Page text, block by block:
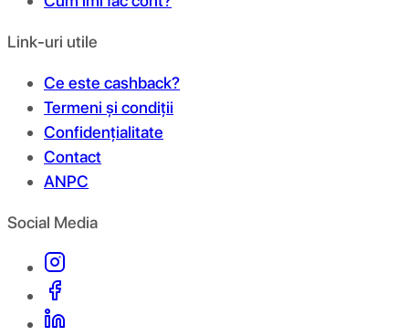
Link-uri utile
Ce este cashback?
Termeni și condiții
Confidențialitate
Contact
ANPC
Social Media